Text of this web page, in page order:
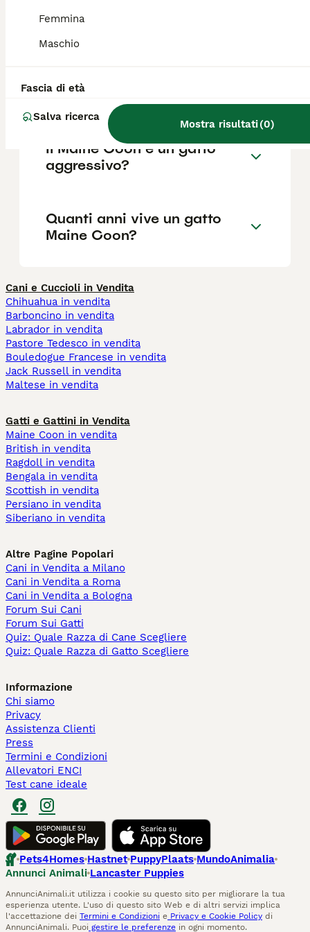
Femmina
Maschio
Fascia di età
Salva ricerca
Mostra risultati(0)
cibo e cure sono leggermente superiori alla
Coon?
Il Maine Coon è un gatto
aggressivo?
Quanti anni vive un gatto
Maine Coon?
Cani e Cuccioli in Vendita
Chihuahua in vendita
Barboncino in vendita
Labrador in vendita
Pastore Tedesco in vendita
Bouledogue Francese in vendita
Jack Russell in vendita
Maltese in vendita
Gatti e Gattini in Vendita
Maine Coon in vendita
British in vendita
Ragdoll in vendita
Bengala in vendita
Scottish in vendita
Persiano in vendita
Siberiano in vendita
Altre Pagine Popolari
Cani in Vendita a Milano
Cani in Vendita a Roma
Cani in Vendita a Bologna
Forum Sui Cani
Forum Sui Gatti
Quiz: Quale Razza di Cane Scegliere
Quiz: Quale Razza di Gatto Scegliere
Informazione
Chi siamo
Privacy
Assistenza Clienti
Press
Termini e Condizioni
Allevatori ENCI
Test cane ideale
Pets4Homes Hastnet PuppyPlaats MundoAnimalia
Annunci Animali Lancaster Puppies
AnnunciAnimali.it utilizza i cookie su questo sito per migliorare la tua
esperienza utente. L'uso di questo sito Web e di altri servizi implica
l'accettazione dei Termini e Condizioni e Privacy e Cookie Policy di
AnnunciAnimali. Puoi gestire le preferenze in ogni momento.